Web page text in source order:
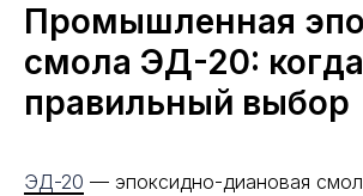
Промышленная
смола ЭД-20:
правильный выбор
ЭД-20 — эпоксидно-диановая